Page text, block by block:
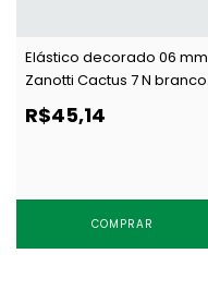
Elástico decorado 06 mm
Zanotti Cactus 7 N branco
c/ 50 m
R$45,14
COMPRAR